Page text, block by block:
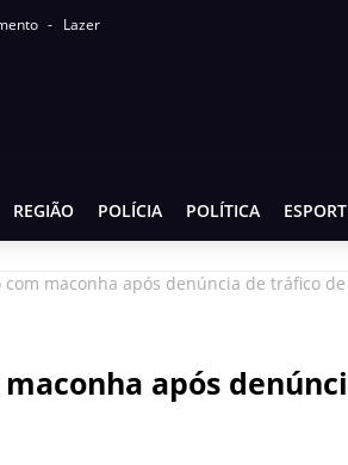
Lazer
REGIÃO POLÍCIA POLÍTICA
maconha após denúncia de tráfico de
após